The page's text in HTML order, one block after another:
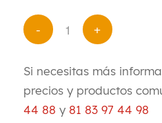
Si necesitas más
precios y productos
44 88 y 81 83 97 44 98